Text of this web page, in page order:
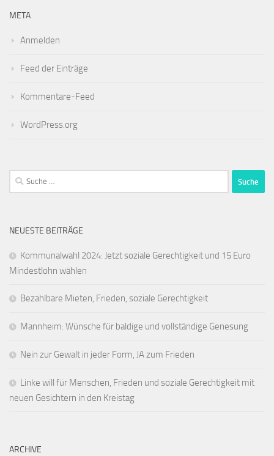
META
Anmelden
Feed der Einträge
Kommentare-Feed
WordPress.org
Suche
nach:
NEUESTE BEITRÄGE
Kommunalwahl 2024: Jetzt soziale Gerechtigkeit und 15 Euro
Mindestlohn wählen
Bezahlbare Mieten, Frieden, soziale Gerechtigkeit
Mannheim: Wünsche für baldige und vollständige Genesung
Nein zur Gewalt in jeder Form, JA zum Frieden
Linke will für Menschen, Frieden und soziale Gerechtigkeit mit
neuen Gesichtern in den Kreistag
ARCHIVE